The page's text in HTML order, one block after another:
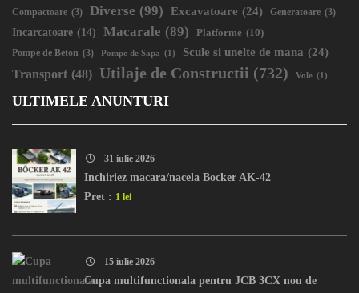
Compactoare (3) Diverse (99) Excavatoare (24) Generatoare (3)
Incarcatoare (14) Macarale (89) Platforme (10)
Pompe de Beton (3) Pompe de Sapa (1) Scule si unelte de mana (24)
Transport (48) Utilaje de Constructii (732) Vole (1)
ULTIMELE ANUNTURI
31 iulie 2026
Inchiriez macara/nacela Bocker AK-42
Pret : 1 lei
15 iulie 2026
Cupa multifunctionala pentru JCB 3CX nou de